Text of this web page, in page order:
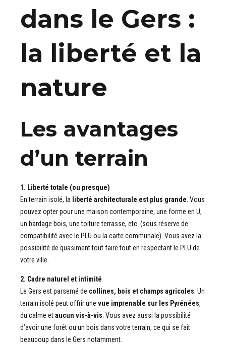
dans le Gers :
la liberté et la
nature
Les avantages
d’un terrain
1. Liberté totale (ou presque)
En terrain isolé, la liberté architecturale est plus grande . Vous
pouvez opter pour une maison contemporaine, une forme en U,
un bardage bois, une toiture terrasse, etc. (sous réserve de
compatibilité avec le PLU ou la carte communale). Vous avez la
possibilité de quasiment tout faire tout en respectant le PLU de
votre ville.
2. Cadre naturel et intimité
Le Gers est parsemé de collines, bois et champs agricoles . Un
terrain isolé peut offrir une vue imprenable sur les Pyrénées,
du calme etaucun vis-à-vis . Vous avez aussi la possibilité
d’avoir une forêt ou un bois dans votre terrain, ce qui se fait
beaucoup dans le Gers notamment.